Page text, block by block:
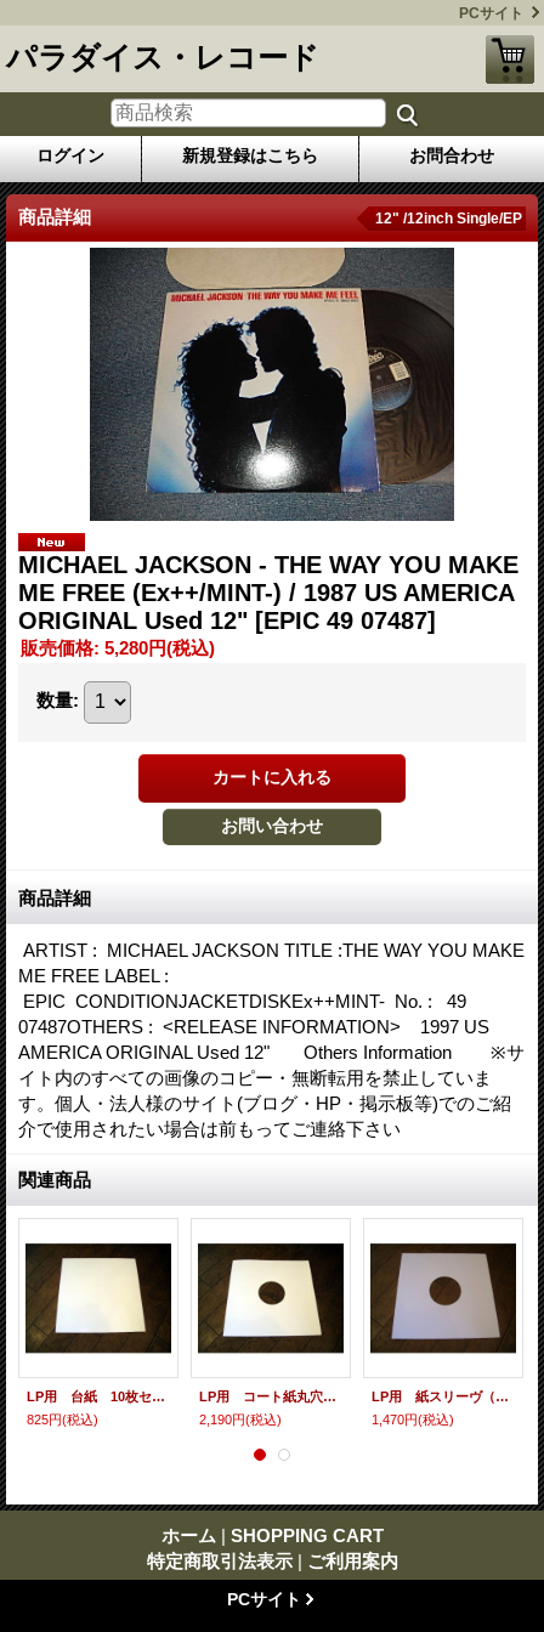
PCサイト
パラダイス・レコード
ログイン 新規登録はこちら お問合わせ
商品詳細 12" /12inch Single/EP
MICHAEL JACKSON - THE WAY YOU MAKE
ME FREE (Ex++/MINT-) / 1987 US AMERICA
ORIGINAL Used 12" [EPIC 49 07487]
販売価格: 5,280円(税込)
数量:
商品詳細
ARTIST : MICHAEL JACKSON TITLE :THE WAY YOU MAKE
ME FREE LABEL :
EPIC CONDITIONJACKETDISKEx++MINT- No. : 49
07487OTHERS : <RELEASE INFORMATION> 1997 US
AMERICA ORIGINAL Used 12" Others Information ※サ
イト内のすべての画像のコピー・無断転用を禁止していま
す。個人・法人様のサイト(ブログ・HP・掲示板等)でのご紹
介で使用されたい場合は前もってご連絡下さい
関連商品
LP用 台紙 10枚セット
825円(税込)
LP用 コート紙丸穴ジャケ 10枚セット
2,190円(税込)
LP用 紙スリーヴ（レギュラー 四角の角） 10枚セット
1,470円(税込)
ホーム | SHOPPING CART
特定商取引法表示 | ご利用案内
PCサイト